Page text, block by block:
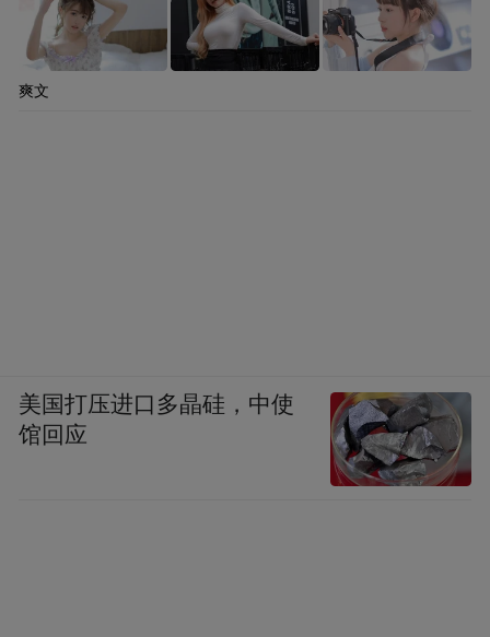
爽文
美国打压进口多晶硅，中使
馆回应